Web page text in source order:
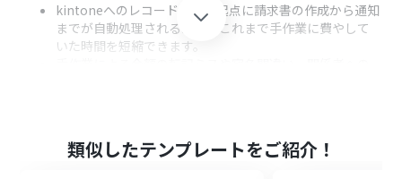
kintoneへのレコード登録を起点に請求書の作成から通知
までが自動処理されるため、これまで手作業に費やして
いた時間を短縮できます。
kintone、Googleドキュメント、DiscordをYoomと連携
類似したテンプレートをご紹介！